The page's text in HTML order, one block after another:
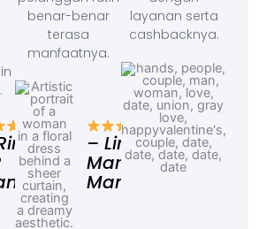
benar-benar
terasa
manfaatnya.
– Linda,
Marketing
Manager
layanan serta
cashbacknya.